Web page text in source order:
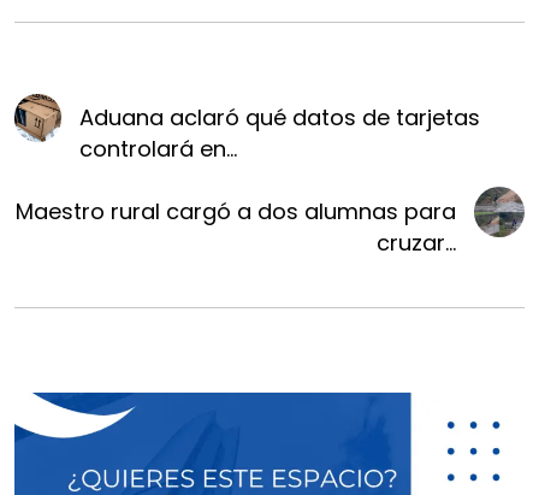
Aduana aclaró qué datos de tarjetas
controlará en...
Maestro rural cargó a dos alumnas para
cruzar...